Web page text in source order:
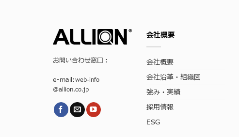
お問い合わせ窓口：
e-mail:web-info
@allion.co.jp
会社概要
会社概要
会社沿革・組織図
強み・実績
採用情報
ESG